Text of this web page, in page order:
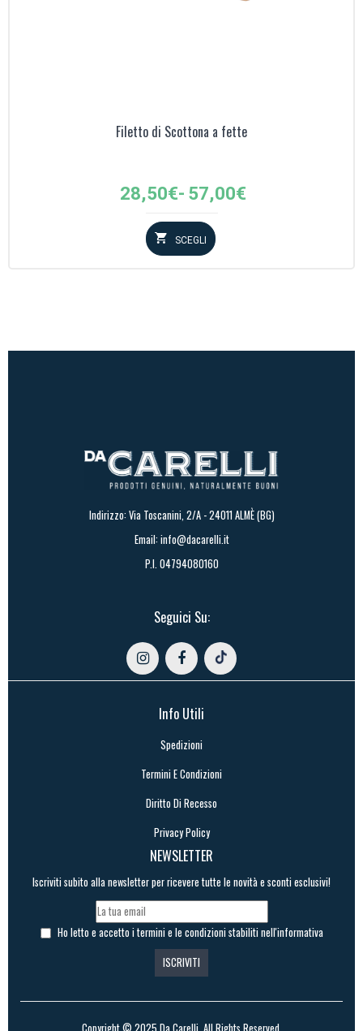
Filetto di Scottona a fette
28,50€- 57,00€
Fascia
prezzo:
da
SCEGLI
Indirizzo: Via Toscanini, 2/A - 24011 ALMÈ (BG)
Email: info@dacarelli.it
P.I. 04794080160
Seguici Su:
Info Utili
Spedizioni
Termini E Condizioni
Diritto Di Recesso
Privacy Policy
NEWSLETTER
Iscriviti subito alla newsletter per ricevere tutte le novità e sconti esclusivi!
Ho letto e accetto i termini e le condizioni stabiliti nell'informativa